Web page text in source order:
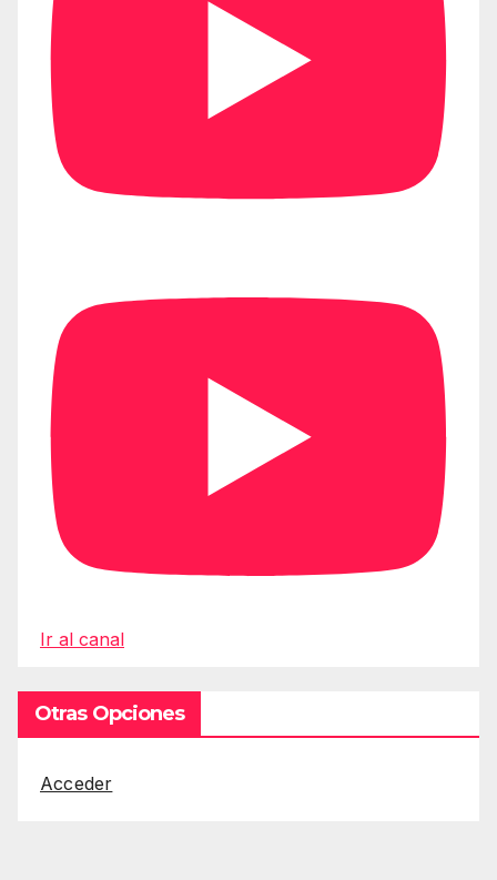
Ir al canal
Otras Opciones
Acceder